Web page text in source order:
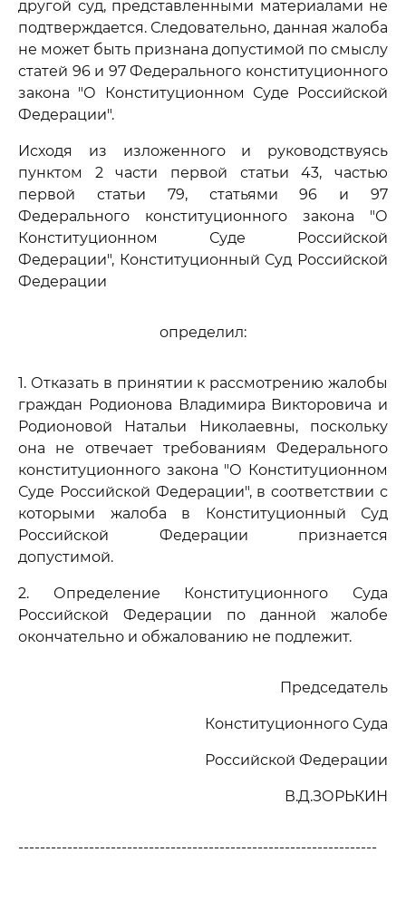
другой суд, представленными материалами не
подтверждается. Следовательно, данная жалоба
не может быть признана допустимой по смыслу
статей 96 и 97 Федерального конституционного
закона "О Конституционном Суде Российской
Федерации".
Исходя из изложенного и руководствуясь
пунктом 2 части первой статьи 43, частью
первой статьи 79, статьями 96 и 97
Федерального конституционного закона "О
Конституционном Суде Российской
Федерации", Конституционный Суд Российской
Федерации
определил:
1. Отказать в принятии к рассмотрению жалобы
граждан Родионова Владимира Викторовича и
Родионовой Натальи Николаевны, поскольку
она не отвечает требованиям Федерального
конституционного закона "О Конституционном
Суде Российской Федерации", в соответствии с
которыми жалоба в Конституционный Суд
Российской Федерации признается
допустимой.
2. Определение Конституционного Суда
Российской Федерации по данной жалобе
окончательно и обжалованию не подлежит.
Председатель
Конституционного Суда
Российской Федерации
В.Д.ЗОРЬКИН
------------------------------------------------------------------